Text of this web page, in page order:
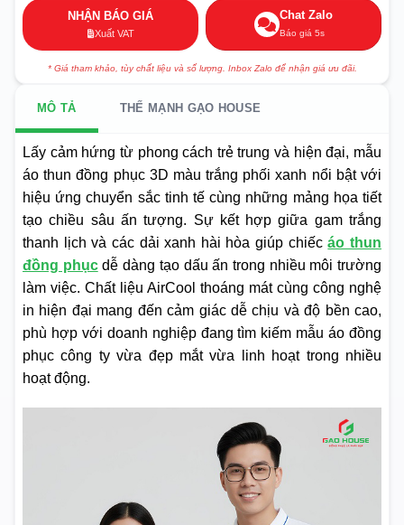
NHẬN BÁO GIÁ
Xuất VAT
Chat Zalo
Báo giá 5s
* Giá tham khảo, tùy chất liệu và số lượng. Inbox Zalo để nhận giá ưu đãi.
MÔ TẢ THẾ MẠNH GẠO HOUSE
Lấy cảm hứng từ phong cách trẻ trung và hiện đại, mẫu
áo thun đồng phục 3D màu trắng phối xanh nổi bật với
hiệu ứng chuyển sắc tinh tế cùng những mảng họa tiết
tạo chiều sâu ấn tượng. Sự kết hợp giữa gam trắng
thanh lịch và các dải xanh hài hòa giúp chiếcáo thun
đồng phụcdễ dàng tạo dấu ấn trong nhiều môi trường
làm việc. Chất liệu AirCool thoáng mát cùng công nghệ
in hiện đại mang đến cảm giác dễ chịu và độ bền cao,
phù hợp với doanh nghiệp đang tìm kiếm mẫu áo đồng
phục công ty vừa đẹp mắt vừa linh hoạt trong nhiều
hoạt động.